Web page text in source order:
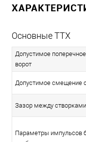
Основные ТТХ
Допустимое
ворот
Допустимое смещение
Зазор между
Параметры импульсов